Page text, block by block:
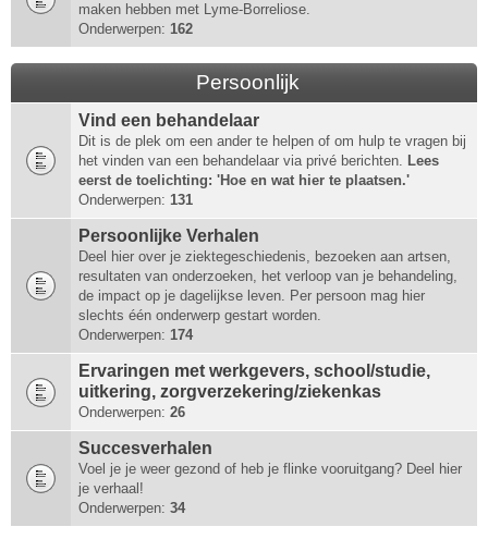
maken hebben met Lyme-Borreliose.
Onderwerpen: 162
Persoonlijk
Vind een behandelaar
Dit is de plek om een ander te helpen of om hulp te vragen bij
het vinden van een behandelaar via privé berichten. Lees
eerst de toelichting: 'Hoe en wat hier te plaatsen.'
Onderwerpen: 131
Persoonlijke Verhalen
Deel hier over je ziektegeschiedenis, bezoeken aan artsen,
resultaten van onderzoeken, het verloop van je behandeling,
de impact op je dagelijkse leven. Per persoon mag hier
slechts één onderwerp gestart worden.
Onderwerpen: 174
Ervaringen met werkgevers, school/studie,
uitkering, zorgverzekering/ziekenkas
Onderwerpen: 26
Succesverhalen
Voel je je weer gezond of heb je flinke vooruitgang? Deel hier
je verhaal!
Onderwerpen: 34